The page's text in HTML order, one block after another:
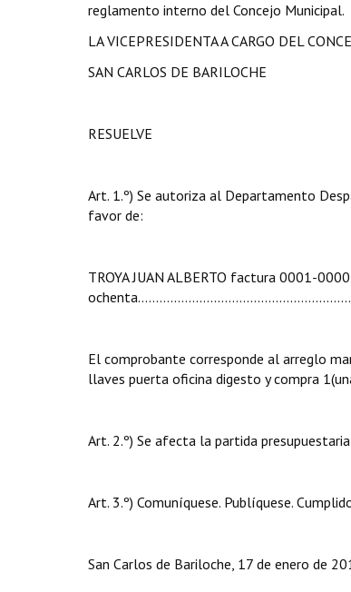
reglamento interno del Concejo Municipal.
LA VICEPRESIDENTA A CARGO DEL
SAN CARLOS DE BARILOCHE
RESUELVE
Art. 1.º) Se autoriza al Departamento
favor de:
TROYA JUAN ALBERTO factura 0001-
El comprobante corresponde al arreglo
llaves puerta oficina digesto y compra
Art. 2.º) Se afecta la partida
Art. 3.º) Comuníquese. Publíquese.
San Carlos de Bariloche, 17 de enero de